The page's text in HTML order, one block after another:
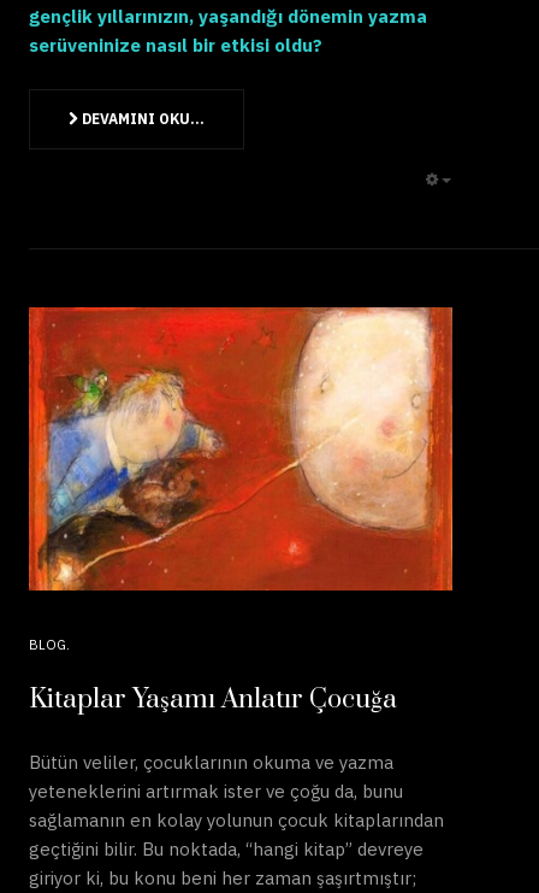
gençlik yıllarınızın, yaşandığı dönemin yazma
serüveninize nasıl bir etkisi oldu?
DEVAMINI OKU...
BLOG
Kitaplar Yaşamı Anlatır Çocuğa
Bütün veliler, çocuklarının okuma ve yazma
yeteneklerini artırmak ister ve çoğu da, bunu
sağlamanın en kolay yolunun çocuk kitaplarından
geçtiğini bilir. Bu noktada, “hangi kitap” devreye
giriyor ki, bu konu beni her zaman şaşırtmıştır;